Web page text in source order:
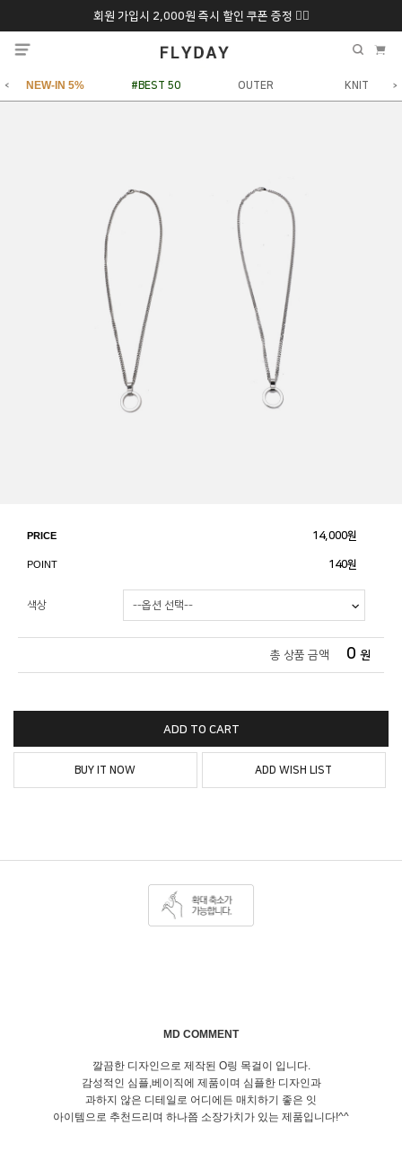
회원 가입시 2,000원 즉시 할인 쿠폰 증정 ❤️‍🔥
추석 특별 할인 10~20% 9/6 화 ~ 9/12월
NEW-IN 5% #BEST 50 OUTER KNIT
PRICE 14,000원
POINT 140원
색상
총 상품 금액 0 원
ADD TO CART
BUY IT NOW ADD WISH LIST
MD COMMENT
깔끔한 디자인으로 제작된 O링 목걸이 입니다.
감성적인 심플,베이직에 제품이며 심플한 디자인과
과하지 않은 디테일로 어디에든 매치하기 좋은 잇
아이템으로 추천드리며 하나쯤 소장가치가 있는 제품입니다!^^